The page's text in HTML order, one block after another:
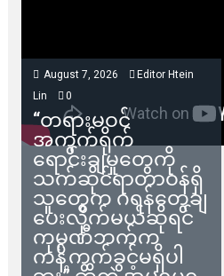
August 7, 2026
Editor Htein
Lin
0
“တရားမဝင်
အကွက်ရိုက်
ရောင်းချမှုတွေကို
သက်ဆိုင်ရာတာဝန်ရှိ
သူတွေက ဂရန်တွေချ
ပေးလိုက်မယ်ဆိုရင်
ကုမ္ပဏီဘက်က
ကန့်ကွက်ခွင့်မရှိပါ